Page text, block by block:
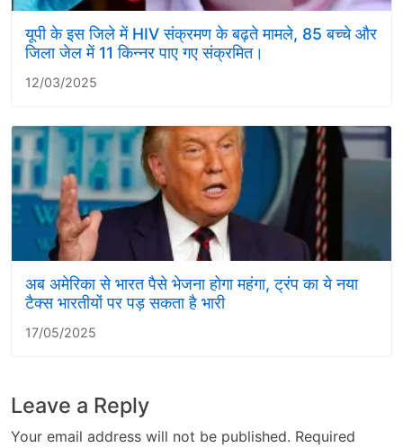
यूपी के इस जिले में HIV संक्रमण के बढ़ते मामले, 85 बच्चे और
जिला जेल में 11 किन्नर पाए गए संक्रमित।
12/03/2025
अब अमेरिका से भारत पैसे भेजना होगा महंगा, ट्रंप का ये नया
टैक्स भारतीयों पर पड़ सकता है भारी
17/05/2025
Leave a Reply
Your email address will not be published. Required